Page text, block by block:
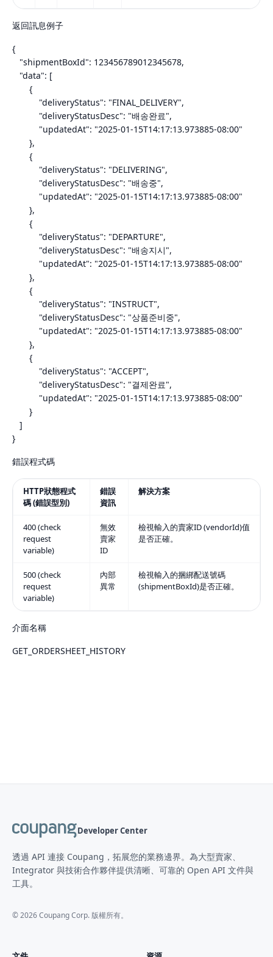
返回訊息例子
{
"shipmentBoxId": 123456789012345678,
"data": [
{
"deliveryStatus": "FINAL_DELIVERY",
"deliveryStatusDesc": "배송완료",
"updatedAt": "2025-01-15T14:17:13.973885-08:00"
},
{
"deliveryStatus": "DELIVERING",
"deliveryStatusDesc": "배송중",
"updatedAt": "2025-01-15T14:17:13.973885-08:00"
},
{
"deliveryStatus": "DEPARTURE",
"deliveryStatusDesc": "배송지시",
"updatedAt": "2025-01-15T14:17:13.973885-08:00"
},
{
"deliveryStatus": "INSTRUCT",
"deliveryStatusDesc": "상품준비중",
"updatedAt": "2025-01-15T14:17:13.973885-08:00"
},
{
"deliveryStatus": "ACCEPT",
"deliveryStatusDesc": "결제완료",
"updatedAt": "2025-01-15T14:17:13.973885-08:00"
}
]
}
錯誤程式碼
HTTP狀態程式
碼 (錯誤型別)
錯誤
資訊
解決方案
400 (check
request
variable)
無效
賣家
ID
檢視輸入的賣家ID (vendorId)值
是否正確。
500 (check
request
variable)
內部
異常
檢視輸入的捆綁配送號碼
(shipmentBoxId)是否正確。
介面名稱
GET_ORDERSHEET_HISTORY
Developer Center
透過 API 連接 Coupang，拓展您的業務邊界。為大型賣家、
Integrator 與技術合作夥伴提供清晰、可靠的 Open API 文件與
工具。
©2026Coupang Corp. 版權所有。